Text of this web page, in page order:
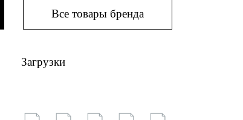
Все товары бренда
Загрузки